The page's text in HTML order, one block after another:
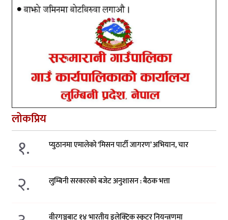
लोकप्रिय
१. प्युठानमा एमालेको ‘मिसन पार्टी जागरण’ अभियान, चार
२. लुम्बिनी सरकारको बजेट अनुशासन : बैठक भत्ता
वीरगञ्जबाट १४ भारतीय इलेक्ट्रिक स्कुटर नियन्त्रणमा